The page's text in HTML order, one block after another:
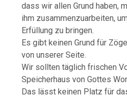
dass wir allen Grund haben,
ihm zusammenzuarbeiten,
Erfüllung zu bringen.
Es gibt keinen Grund für
von unserer Seite.
Wir sollten täglich frischen
Speicherhaus von Gottes
Das lässt keinen Platz für